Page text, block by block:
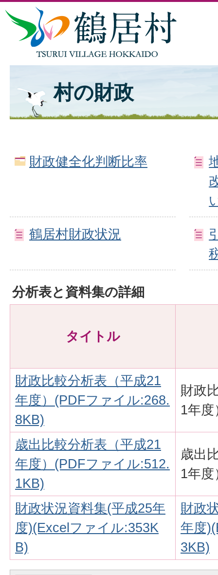
村の財政
財政健全化判断比率
鶴居村財政状況
分析表と資料集の詳細
タイトル
財政比較分析表（平成21
年度）(PDFファイル:268.
8KB)
財政
1年度
歳出比較分析表（平成21
年度）(PDFファイル:512.
1KB)
歳出
1年度
財政状況資料集(平成25年
度)(Excelファイル:353K
B)
財政
年度
3KB)